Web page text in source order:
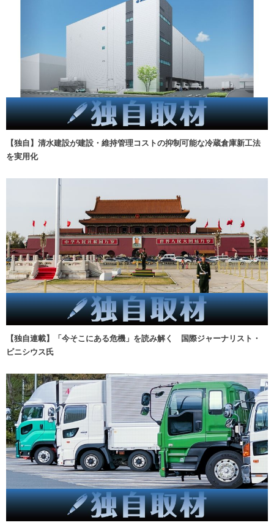
【独自】清水建設が建設・維持管理コストの抑制可能な冷蔵倉庫新工法
を実用化
【独自連載】「今そこにある危機」を読み解く 国際ジャーナリスト・
ビニシウス氏